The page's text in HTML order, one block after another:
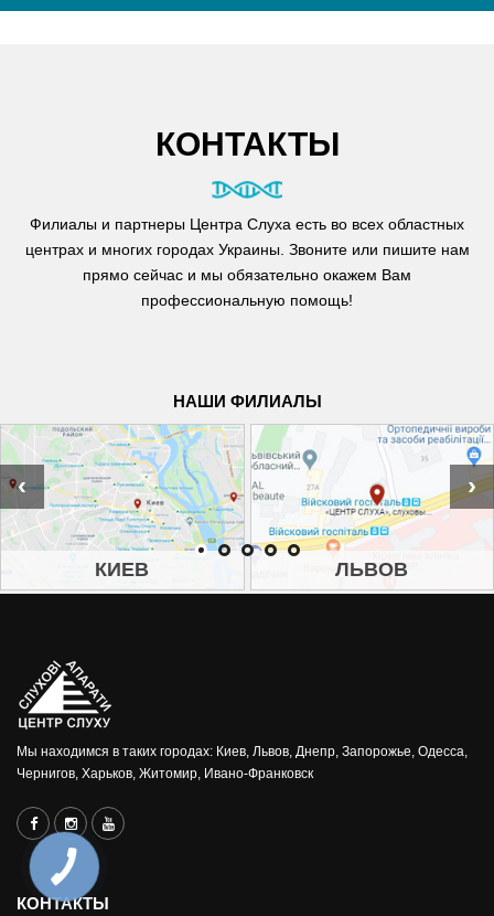
КОНТАКТЫ
Филиалы и партнеры Центра Слуха есть во всех областных
центрах и многих городах Украины. Звоните или пишите нам
прямо сейчас и мы обязательно окажем Вам
профессиональную помощь!
НАШИ ФИЛИАЛЫ
КИЕВ ЛЬВОВ
‹ ›
Мы находимся в таких городах: Киев, Львов, Днепр, Запорожье, Одесса,
Чернигов, Харьков, Житомир, Ивано-Франковск
КОНТАКТЫ